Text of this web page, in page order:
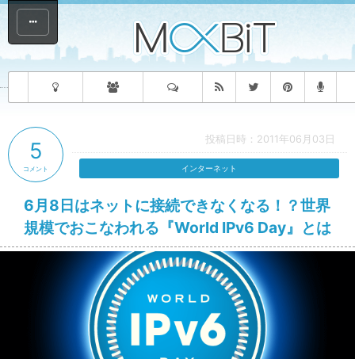
投稿日時：2011年06月03日
6月8日はネットに接続できなくなる！？世界
規模でおこなわれる『World IPv6 Day』とは
5
コメント インターネット